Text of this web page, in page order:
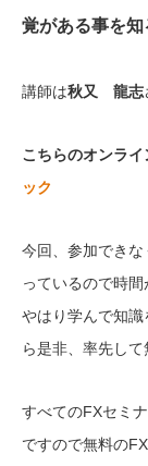
覚がある事を知
講師は秋又 龍志
こちらのオンラ
ック
今回、参加でき
っているので時間
やはり学んで知
ら是非、率先して
すべてのFXセミ
ですので無料の